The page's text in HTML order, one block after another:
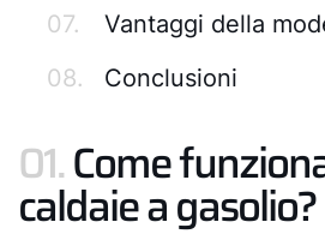
07.
Vantaggi della
08.
Conclusioni
01.Come
caldaie a gasolio?